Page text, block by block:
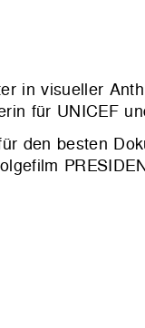
in visueller
für UNICEF
den besten